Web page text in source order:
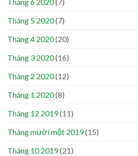
Tháng 5 2020(7)
Tháng 4 2020(20)
Tháng 3 2020(16)
Tháng 2 2020(12)
Tháng 1 2020(8)
Tháng 12 2019(11)
Tháng mười một 2019(15)
Tháng 10 2019(21)